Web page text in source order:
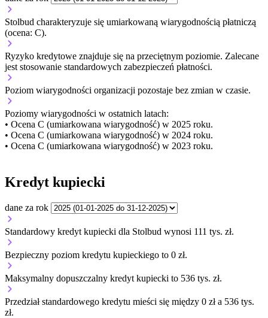
Stolbud charakteryzuje się umiarkowaną wiarygodnością płatniczą
(ocena: C).
Ryzyko kredytowe znajduje się na przeciętnym poziomie. Zalecane
jest stosowanie standardowych zabezpieczeń płatności.
Poziom wiarygodności organizacji pozostaje bez zmian w czasie.
Poziomy wiarygodności w ostatnich latach:
• Ocena C (umiarkowana wiarygodność) w 2025 roku.
• Ocena C (umiarkowana wiarygodność) w 2024 roku.
• Ocena C (umiarkowana wiarygodność) w 2023 roku.
Kredyt kupiecki
dane za rok
Standardowy kredyt kupiecki dla Stolbud wynosi 111 tys. zł.
Bezpieczny poziom kredytu kupieckiego to 0 zł.
Maksymalny dopuszczalny kredyt kupiecki to 536 tys. zł.
Przedział standardowego kredytu mieści się między 0 zł a 536 tys.
zł.